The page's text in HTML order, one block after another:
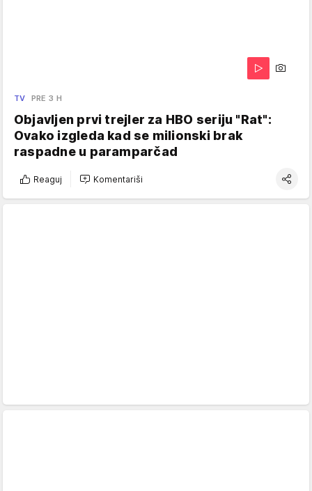
TV PRE 3 H
Objavljen prvi trejler za HBO seriju "Rat":
Ovako izgleda kad se milionski brak
raspadne u paramparčad
Reaguj Komentariši